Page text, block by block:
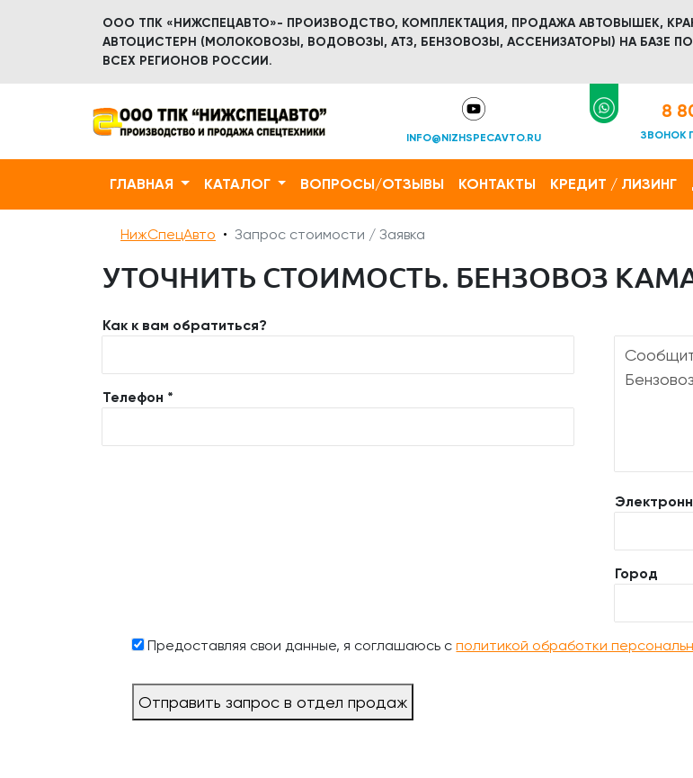
ООО ТПК «НИЖСПЕЦАВТО»- ПРОИЗВОДСТВО, КОМПЛЕКТАЦИЯ, ПРОДАЖА АВТОВЫШЕК,
АВТОЦИСТЕРН (МОЛОКОВОЗЫ, ВОДОВОЗЫ, АТЗ, БЕНЗОВОЗЫ, АССЕНИЗАТОРЫ) НА БАЗЕ
ВСЕХ РЕГИОНОВ РОССИИ.
INFO@NIZHSPECAVTO.RU
8
ЗВОНОК
ГЛАВНАЯ КАТАЛОГ ВОПРОСЫ/ОТЗЫВЫ КОНТАКТЫ КРЕДИТ / ЛИЗИНГ
НижСпецАвто Запрос стоимости / Заявка
УТОЧНИТЬ СТОИМОСТЬ. БЕНЗОВОЗ
Как к вам обратиться?
Телефон *
Город
Предоставляя свои данные, я соглашаюсь сполитикой обработки
Отправить запрос в отдел продаж